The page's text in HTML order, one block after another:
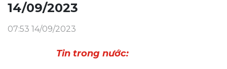
14/09/2023
07:53 14/09/2023
Tin trong nước: